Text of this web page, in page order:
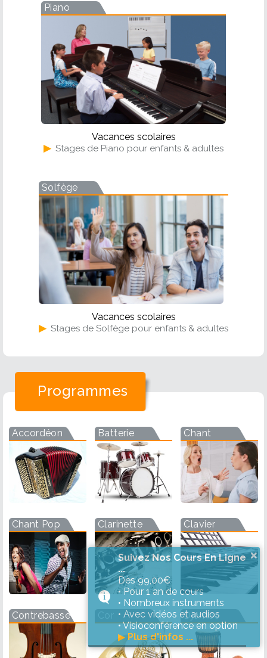
Piano
Vacances scolaires
▶ Stages de Piano pour enfants & adultes
Solfège
Vacances scolaires
▶ Stages de Solfège pour enfants & adultes
Programmes
Accordéon Batterie Chant
Chant Pop Clarinette Clavier
Contrebasse Djembe
×
Suivez Nos Cours En Ligne
...
Dès 99,00€
• Pour 1 an de cours
• Nombreux instruments
• Avec vidéos et audios
• Visioconférence en option
▶ Plus d'infos ...